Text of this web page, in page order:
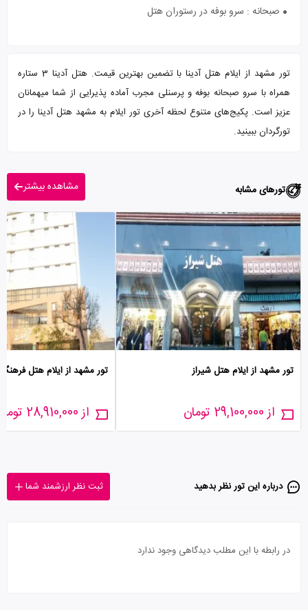
صبحانه : سرو بوفه در رستوران هتل
تور مشهد از ایلام هتل آدینا با تضمین بهترین قیمت. هتل آدینا 3 ستاره
همراه با سرو صبحانه بوفه و پرسنلی مجرب آماده پذیرایی از شما میهمانان
عزیز است. پکیج‌های متنوع لحظه آخری تور ایلام به مشهد هتل آدینا را در
تورگردان ببینید.
تورهای مشابه مشاهده بیشتر
تور مشهد از ایلام هتل شیراز
از 29,100,000 تومان
تور مشهد از ایلام هتل
از 28,910,000 تومان
درباره این تور‌ نظر بدهید ثبت نظر ارزشمند شما
در رابطه با این مطلب دیدگاهی وجود ندارد